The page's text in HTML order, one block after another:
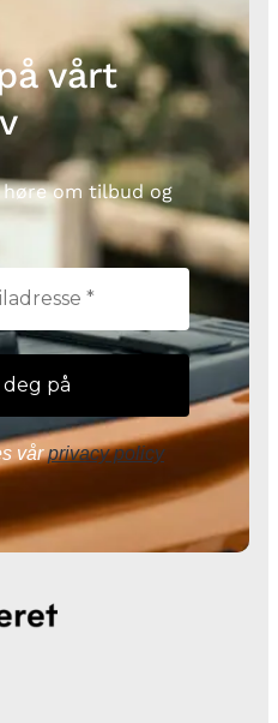
vårt
om tilbud og
vårprivacy policy